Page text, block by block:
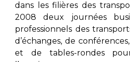
dans les filières des
2008 deux journées
professionnels des
d’échanges, de
et de tables-rondes